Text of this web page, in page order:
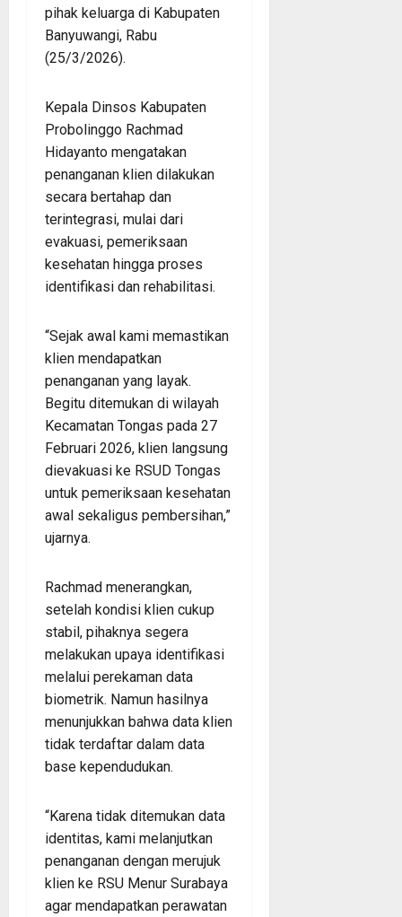
pihak keluarga di Kabupaten
Banyuwangi, Rabu
(25/3/2026).
Kepala Dinsos Kabupaten
Probolinggo Rachmad
Hidayanto mengatakan
penanganan klien dilakukan
secara bertahap dan
terintegrasi, mulai dari
evakuasi, pemeriksaan
kesehatan hingga proses
identifikasi dan rehabilitasi.
“Sejak awal kami memastikan
klien mendapatkan
penanganan yang layak.
Begitu ditemukan di wilayah
Kecamatan Tongas pada 27
Februari 2026, klien langsung
dievakuasi ke RSUD Tongas
untuk pemeriksaan kesehatan
awal sekaligus pembersihan,”
ujarnya.
Rachmad menerangkan,
setelah kondisi klien cukup
stabil, pihaknya segera
melakukan upaya identifikasi
melalui perekaman data
biometrik. Namun hasilnya
menunjukkan bahwa data klien
tidak terdaftar dalam data
base kependudukan.
“Karena tidak ditemukan data
identitas, kami melanjutkan
penanganan dengan merujuk
klien ke RSU Menur Surabaya
agar mendapatkan perawatan